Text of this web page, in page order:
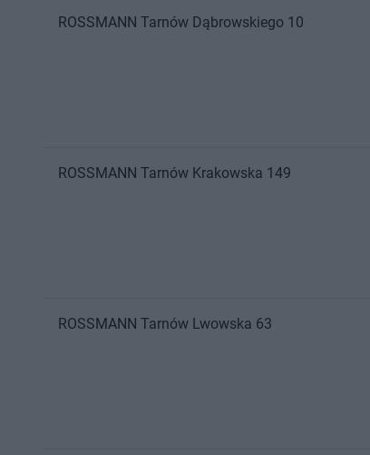
ROSSMANN Tarnów Dąbrowskiego 10
ROSSMANN Tarnów Krakowska 149
ROSSMANN Tarnów Lwowska 63